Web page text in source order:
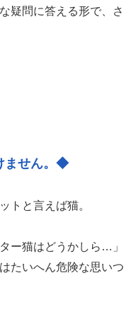
疑問に答える形で、さ
ません。◆
トと言えば猫。
ー猫はどうかしら…」
たいへん危険な思いつ